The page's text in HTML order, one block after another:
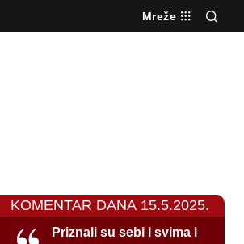
Mreže
KOMENTAR DANA 15.5.2025.
Priznali su sebi i svima i